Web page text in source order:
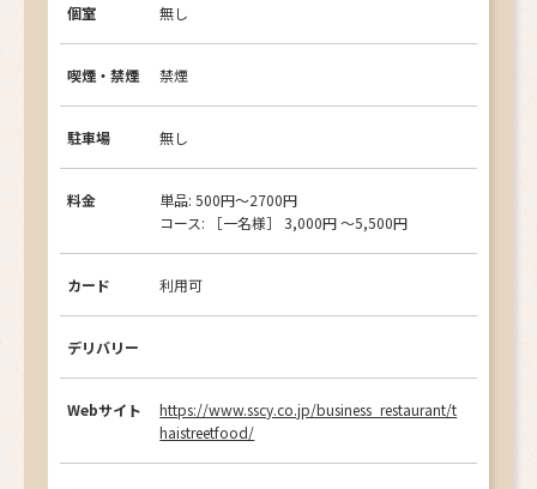
個室 無し
喫煙・禁煙 禁煙
駐車場 無し
料金
単品: 500円〜2700円
コース: ［一名様］ 3,000円 ～5,500円
カード 利用可
デリバリー
Webサイト
https://www.sscy.co.jp/business_restaurant/t
haistreetfood/